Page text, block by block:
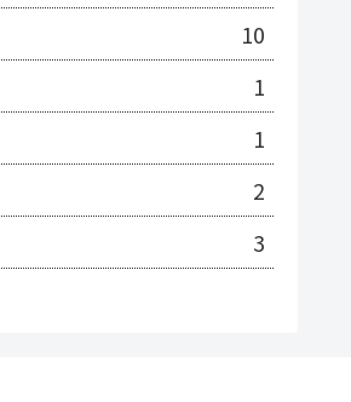
10
1
1
2
3